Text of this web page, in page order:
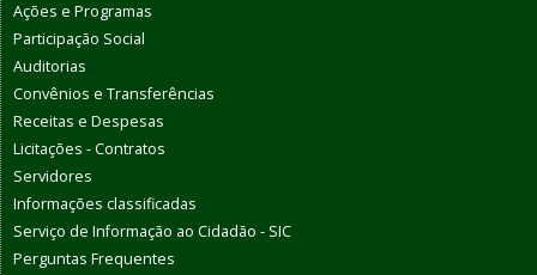
Ações e Programas
Participação Social
Auditorias
Convênios e Transferências
Receitas e Despesas
Licitações - Contratos
Servidores
Informações classificadas
Serviço de Informação ao Cidadão - SIC
Perguntas Frequentes